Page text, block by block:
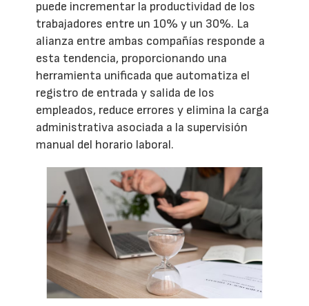
puede incrementar la productividad de los
trabajadores entre un 10% y un 30%. La
alianza entre ambas compañías responde a
esta tendencia, proporcionando una
herramienta unificada que automatiza el
registro de entrada y salida de los
empleados, reduce errores y elimina la carga
administrativa asociada a la supervisión
manual del horario laboral.